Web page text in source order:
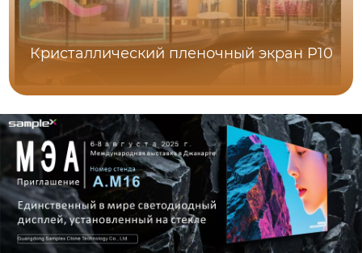
Кристаллический пленочный экран P10